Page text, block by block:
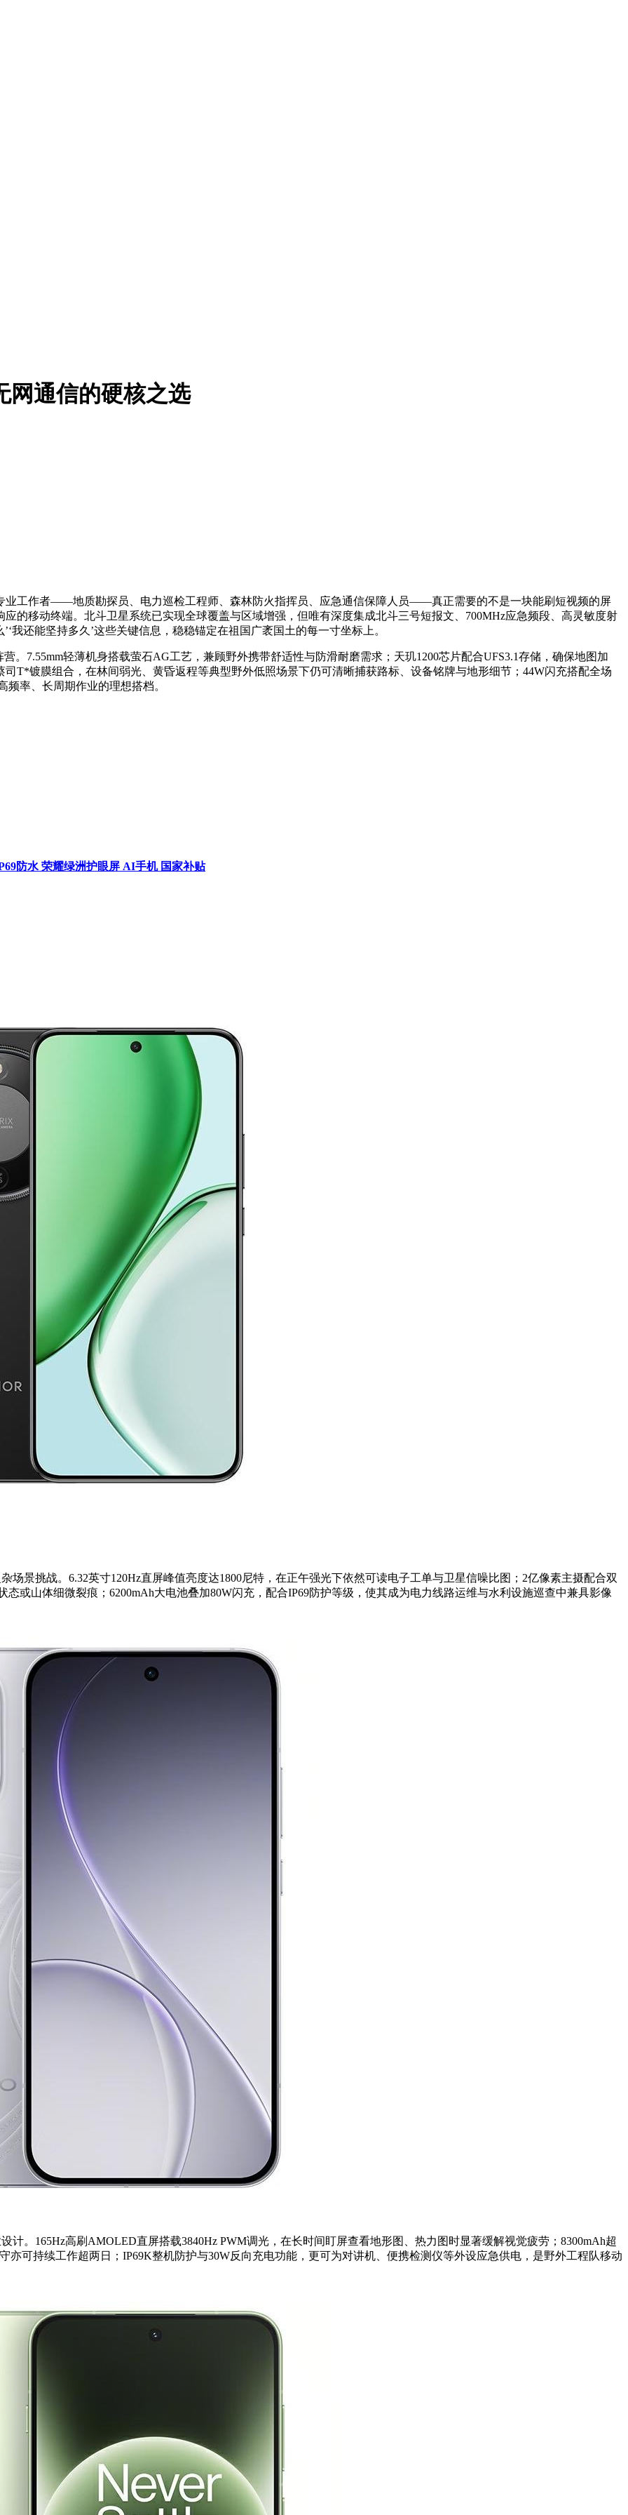
网通信的硬核之选
业工作者——地质勘探员、电力巡检工程师、森林防火指挥员、应急通信保障人员——真正需要的不是一块能刷短视频的屏
的移动终端。北斗卫星系统已实现全球覆盖与区域增强，但唯有深度集成北斗三号短报文、700MHz应急频段、高灵敏度射
我还能坚持多久’这些关键信息，稳稳锚定在祖国广袤国土的每一寸坐标上。
。7.55mm轻薄机身搭载萤石AG工艺，兼顾野外携带舒适性与防滑耐磨需求；天玑1200芯片配合UFS3.1存储，确保地图加
司T*镀膜组合，在林间弱光、黄昏返程等典型野外低照场景下仍可清晰捕获路标、设备铭牌与地形细节；44W闪充搭配全场
率、长周期作业的理想搭档。
防水 荣耀绿洲护眼屏 AI手机 国家补贴
场景挑战。6.32英寸120Hz直屏峰值亮度达1800尼特，在正午强光下依然可读电子工单与卫星信噪比图；2亿像素主摄配合双
或山体细微裂痕；6200mAh大电池叠加80W闪充，配合IP69防护等级，使其成为电力线路运维与水利设施巡查中兼具影像
计。165Hz高刷AMOLED直屏搭载3840Hz PWM调光，在长时间盯屏查看地形图、热力图时显著缓解视觉疲劳；8300mAh超
亦可持续工作超两日；IP69K整机防护与30W反向充电功能，更可为对讲机、便携检测仪等外设应急供电，是野外工程队移动